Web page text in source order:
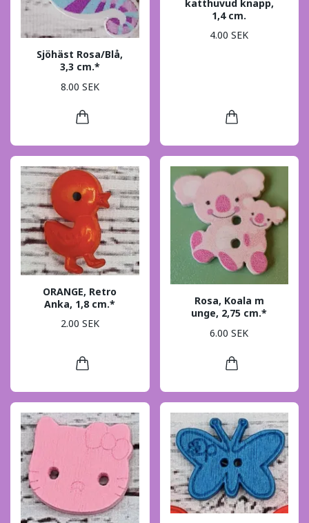
Sjöhäst Rosa/Blå,
3,3 cm.*
8.00 SEK
katthuvud knapp,
1,4 cm.
4.00 SEK
ORANGE, Retro
Anka, 1,8 cm.*
2.00 SEK
Rosa, Koala m
unge, 2,75 cm.*
6.00 SEK